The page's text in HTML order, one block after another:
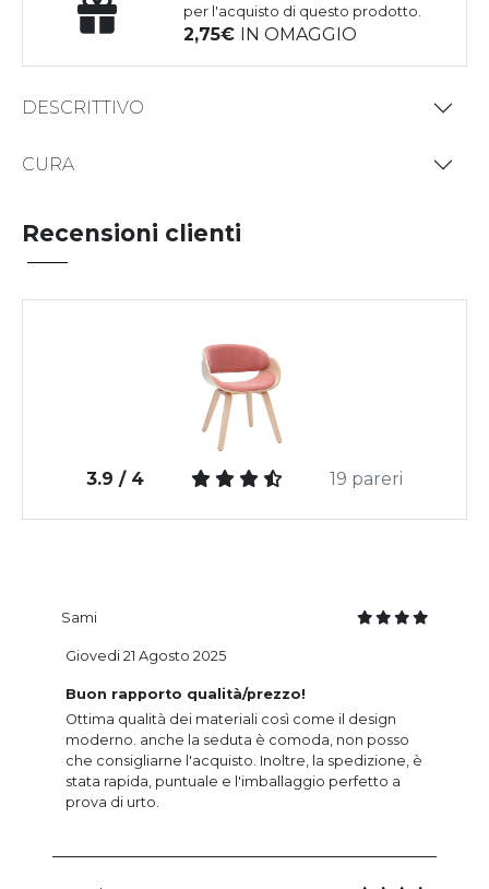
per l'acquisto di questo prodotto.
2,75 IN OMAGGIO
DESCRITTIVO
CURA
Recensioni clienti
3.9 / 4 19 pareri
Sami
Buon rapporto qualità/prezzo!
Ottima qualità dei materiali così come il design
moderno. anche la seduta è comoda, non posso
che consigliarne l'acquisto. Inoltre, la spedizione, è
stata rapida, puntuale e l'imballaggio perfetto a
prova di urto.
Giovedi 21 Agosto 2025